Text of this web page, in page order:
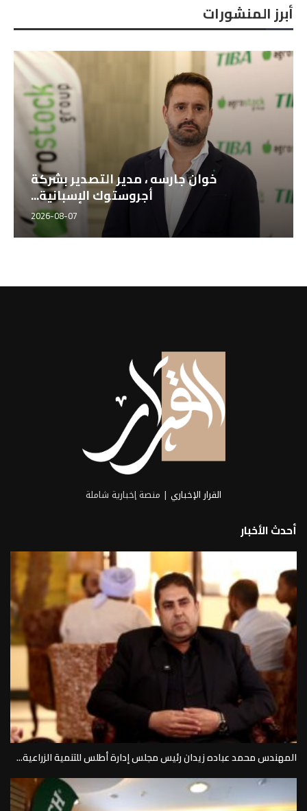
أبرز المنشورات
خوان جارسه ، مدير التصدير بشركة
أجروستوك الإسبانية...
2026-08-07
القرار الإخباري | منصة إخبارية شاملة
أحدث الأخبار
المهندس محمد عباده زيدان رئيس مجلس إدارة أطلس للتنمية الزراعية...